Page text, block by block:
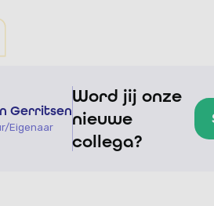
Gerritsen
Eigenaar
Word jij onze
nieuwe
collega?